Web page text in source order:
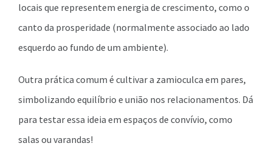
locais que representem energia de crescimento, como o
canto da prosperidade (normalmente associado ao lado
esquerdo ao fundo de um ambiente).
Outra prática comum é cultivar a zamioculca em pares,
simbolizando equilíbrio e união nos relacionamentos. Dá
para testar essa ideia em espaços de convívio, como
salas ou varandas!